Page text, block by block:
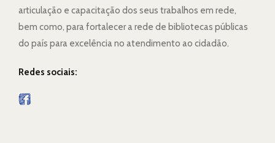
articulação e capacitação dos seus trabalhos em rede,
bem como, para fortalecer a rede de bibliotecas públicas
do país para excelência no atendimento ao cidadão.
Redes sociais: